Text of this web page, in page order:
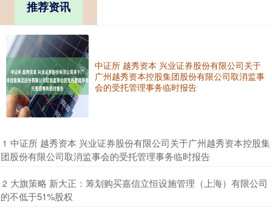
推荐资讯
中证所 越秀资本 兴业证券股份有限公司关于
广州越秀资本控股集团股份有限公司取消监事
会的受托管理事务临时报告
1 ​中证所 越秀资本 兴业证券股份有限公司关于广州越秀资本控股集
团股份有限公司取消监事会的受托管理事务临时报告
2 ​大旗策略 新大正：筹划购买嘉信立恒设施管理（上海）有限公司
的不低于51%股权